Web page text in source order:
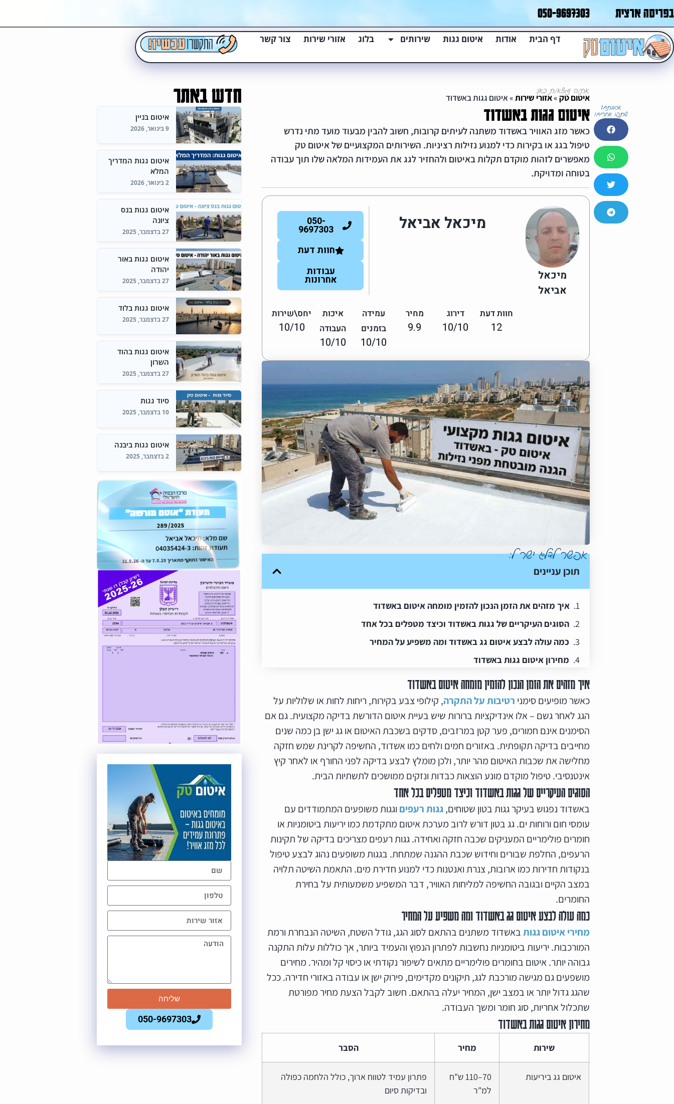
בפריסה ארצית 050-9697303
דף הבית אודות איטום גגות שירותים בלוג אזורי שירות צור קשר
איטום טק»אזורי שירות»איטום גגות באשדוד
איטום גגות באשדוד
כאשר מזג האוויר באשדוד משתנה לעיתים קרובות, חשוב להבין מבעוד מועד מתי נדרש
טיפול בגג או בקירות כדי למנוע נזילות רציניות. השירותים המקצועיים של איטום טק
מאפשרים לזהות מוקדם תקלות באיטום ולהחזיר לגג את העמידות המלאה שלו תוך עבודה
בטוחה ומדויקת.
מיכאל
אביאל
מיכאל אביאל 050-
9697303
חוות דעת
עבודות
אחרונות
חוות דעת
12
דירוג
10/10
מחיר
9.9
עמידה
בזמנים
10/10
איכות
העבודה
10/10
יחס\שירות
10/10
תוכן עניינים
איך מזהים את הזמן הנכון להזמין מומחה איטום באשדוד
הסוגים העיקריים של גגות באשדוד וכיצד מטפלים בכל אחד
כמה עולה לבצע איטום גג באשדוד ומה משפיע על המחיר
מחירון איטום גגות באשדוד
האם האחריות כלולה במחיר ולכמה זמן היא ניתנת
איטום קירות חוץ באשדוד באמצעות סנפלינג
איך לבחור קבלן איטום מומלץ באשדוד
שאלות ותשובות
בין לקוחות החברה
הצצה לפרויקטים שביצענו
איך מזהים את הזמן הנכון להזמין מומחה איטום באשדוד
כאשר מופיעים סימני רטיבות על התקרה, קילופי צבע בקירות, ריחות לחות או שלוליות על
הגג לאחר גשם – אלו אינדיקציות ברורות שיש בעיית איטום הדורשת בדיקה מקצועית. גם אם
הסימנים אינם חמורים, פער קטן במרזבים, סדקים בשכבת האיטום או גג ישן בן כמה שנים
מחייבים בדיקה תקופתית. באזורים חמים ולחים כמו אשדוד, החשיפה לקרינת שמש חזקה
מחלישה את שכבות האיטום מהר יותר, ולכן מומלץ לבצע בדיקה לפני החורף או לאחר קיץ
אינטנסיבי. טיפול מוקדם מונע הוצאות כבדות ונזקים ממושכים לתשתיות הבית.
הסוגים העיקריים של גגות באשדוד וכיצד מטפלים בכל אחד
באשדוד נפגוש בעיקר גגות בטון שטוחים,גגות רעפים וגגות משופעים המתמודדים עם
עומסי חום ורוחות ים. גג בטון דורש לרוב מערכת איטום מתקדמת כמו יריעות ביטומניות או
חומרים פולימריים המעניקים שכבה חזקה ואחידה. גגות רעפים מצריכים בדיקה של תקינות
הרעפים, החלפת שבורים וחידוש שכבת ההגנה שמתחת. בגגות משופעים נהוג לבצע טיפול
בנקודות חדירות כמו ארובות, צנרת ואנטנות כדי למנוע חדירת מים. התאמת השיטה תלויה
במצב הקיים ובגובה החשיפה למליחות האוויר, דבר המשפיע משמעותית על בחירת
החומרים.
כמה עולה לבצע איטום גג באשדוד ומה משפיע על המחיר
מחירי איטום גגותבאשדוד משתנים בהתאם לסוג הגג, גודל השטח, השיטה הנבחרת ורמת
המורכבות. יריעות ביטומניות נחשבות לפתרון הנפוץ והעמיד ביותר, אך כוללות עלות התקנה
גבוהה יותר. איטום בחומרים פולימריים מתאים לשיפור נקודתי או כיסוי קל ומהיר. מחירים
מושפעים גם מגישה מורכבת לגג, תיקונים מקדימים, פירוק ישן או עבודה באזורי חדירה. ככל
שהגג גדול יותר או במצב ישן, המחיר יעלה בהתאם. חשוב לקבל הצעת מחיר מפורטת
שתכלול אחריות, סוג חומר ומשך העבודה.
מחירון איטום גגות באשדוד
שירות מחיר הסבר
איטום גג ביריעות
70–110 ש"ח
למ"ר
פתרון עמיד לטווח ארוך, כולל הלחמה כפולה
ובדיקות סיום
חדש באתר
איטום בניין
9 בינואר, 2026
איטום גגות המדריך
המלא
2 בינואר, 2026
איטום גגות בנס
ציונה
27 בדצמבר, 2025
איטום גגות באור
יהודה
27 בדצמבר, 2025
איטום גגות בלוד
27 בדצמבר, 2025
איטום גגות בהוד
השרון
27 בדצמבר, 2025
סיוד גגות
10 בדצמבר, 2025
איטום גגות ביבנה
2 בדצמבר, 2025
שליחה
050-9697303